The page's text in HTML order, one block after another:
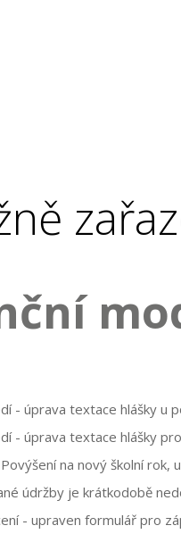
- úprava textace hlášky u
- úprava textace hlášky
na nový školní
údržby je krátkodobě
- upraven formulář pro